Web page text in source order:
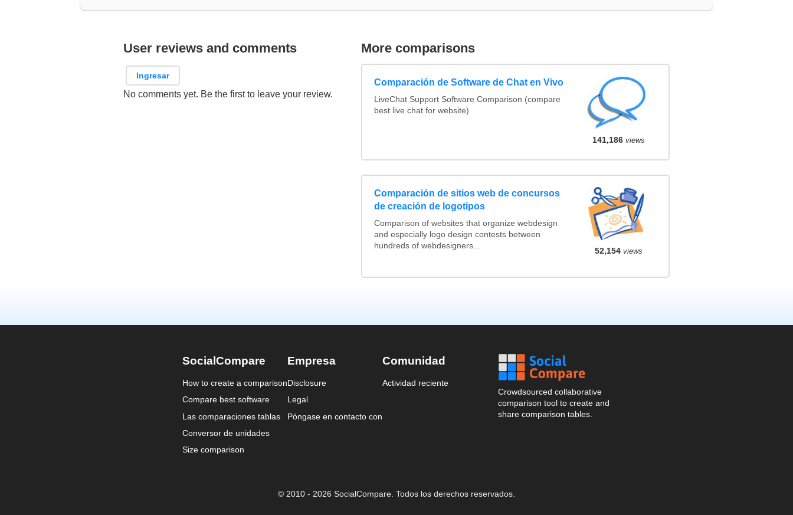
User reviews and comments
Ingresar
No comments yet. Be the first to leave your review.
More comparisons
Comparación de Software de Chat en Vivo
LiveChat Support Software Comparison (compare
best live chat for website)
141,186 views
Comparación de sitios web de concursos
de creación de logotipos
Comparison of websites that organize webdesign
and especially logo design contests between
hundreds of webdesigners...
52,154 views
SocialCompare
How to create a comparison
Compare best software
Las comparaciones tablas
Conversor de unidades
Size comparison
Empresa
Disclosure
Legal
Póngase en contacto con
Comunidad
Actividad reciente
Crowdsourced collaborative
comparison tool to create and
share comparison tables.
© 2010 - 2026 SocialCompare. Todos los derechos reservados.